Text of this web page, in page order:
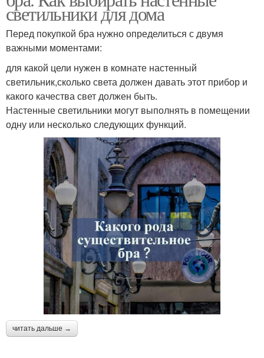
светильники для дома
Перед покупкой бра нужно определиться с двумя
важными моментами:
для какой цели нужен в комнате настенный
светильник,сколько света должен давать этот прибор и
какого качества свет должен быть.
Настенные светильники могут выполнять в помещении
одну или несколько следующих функций.
читать дальше →